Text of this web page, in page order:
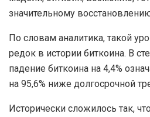
значительному
По словам аналитика, такой
редок в истории биткоина. В
падение биткоина на 4,4%
на 95,6% ниже долгосрочной
Исторически сложилось так,